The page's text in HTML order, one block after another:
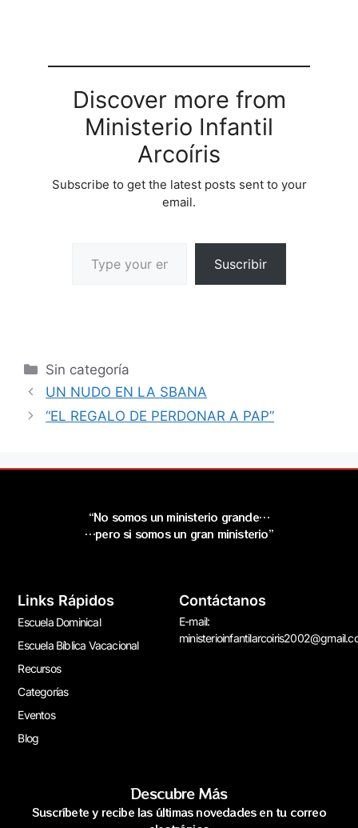
Discover more from
Ministerio Infantil
Arcoíris
Subscribe to get the latest posts sent to your
email.
Suscribir
Sin categoría
UN NUDO EN LA SBANA
“EL REGALO DE PERDONAR A PAP”
“No somos un ministerio grande…
…pero si somos un gran ministerio”
Links Rápidos
Escuela Dominical
Escuela Bíblica Vacacional
Recursos
Categorías
Eventos
Blog
Contáctanos
E-mail:
Descubre Más
Suscríbete y recibe las últimas novedades en tu correo